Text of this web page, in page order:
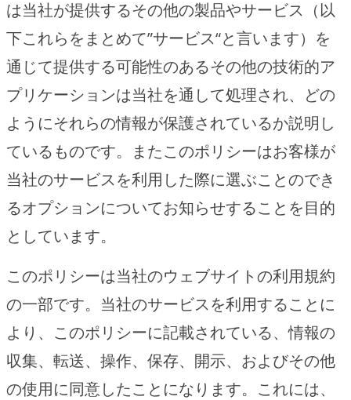
は当社が提供するその他の製品やサービス（以
下これらをまとめて”サービス“と言います）を
通じて提供する可能性のあるその他の技術的ア
プリケーションは当社を通して処理され、どの
ようにそれらの情報が保護されているか説明し
ているものです。またこのポリシーはお客様が
当社のサービスを利用した際に選ぶことのでき
るオプションについてお知らせすることを目的
としています。
このポリシーは当社のウェブサイトの利用規約
の一部です。当社のサービスを利用することに
より、このポリシーに記載されている、情報の
収集、転送、操作、保存、開示、およびその他
の使用に同意したことになります。これには、